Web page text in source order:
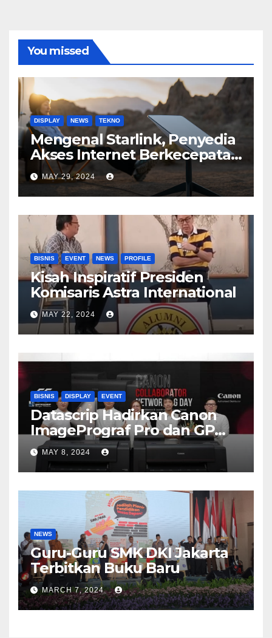
You missed
DISPLAY NEWS TEKNO
Mengenal Starlink, Penyedia
Akses Internet Berkecepatan
Tinggi
MAY 29, 2024
BISNIS EVENT NEWS PROFILE
Kisah Inspiratif Presiden
Komisaris Astra International
MAY 22, 2024
BISNIS DISPLAY EVENT
Datascrip Hadirkan Canon
ImagePrograf Pro dan GP
Series
MAY 8, 2024
NEWS
Guru-Guru SMK DKI Jakarta
Terbitkan Buku Baru
MARCH 7, 2024